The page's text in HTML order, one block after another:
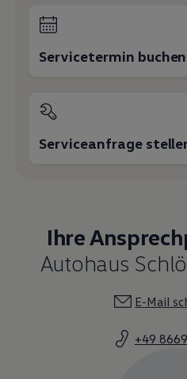
Servicetermin buchen
Serviceanfrage
Ihre
Autohaus
E-Mail
+49